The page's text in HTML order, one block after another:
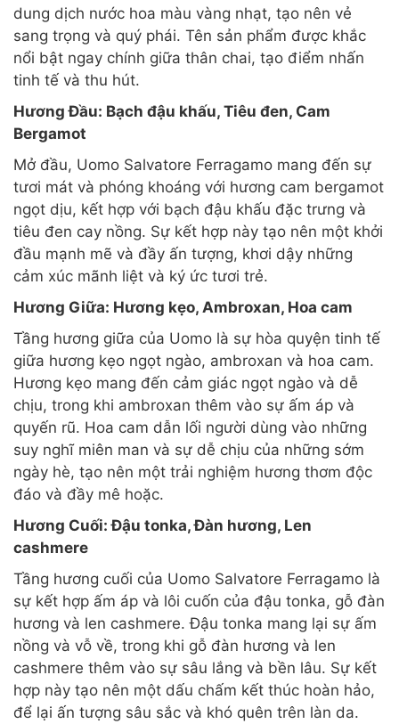
dung dịch nước hoa màu vàng nhạt, tạo nên vẻ
sang trọng và quý phái. Tên sản phẩm được khắc
nổi bật ngay chính giữa thân chai, tạo điểm nhấn
tinh tế và thu hút.
Hương Đầu: Bạch đậu khấu, Tiêu đen, Cam
Bergamot
Mở đầu, Uomo Salvatore Ferragamo mang đến sự
tươi mát và phóng khoáng với hương cam bergamot
ngọt dịu, kết hợp với bạch đậu khấu đặc trưng và
tiêu đen cay nồng. Sự kết hợp này tạo nên một khởi
đầu mạnh mẽ và đầy ấn tượng, khơi dậy những
cảm xúc mãnh liệt và ký ức tươi trẻ.
Hương Giữa: Hương kẹo, Ambroxan, Hoa cam
Tầng hương giữa của Uomo là sự hòa quyện tinh tế
giữa hương kẹo ngọt ngào, ambroxan và hoa cam.
Hương kẹo mang đến cảm giác ngọt ngào và dễ
chịu, trong khi ambroxan thêm vào sự ấm áp và
quyến rũ. Hoa cam dẫn lối người dùng vào những
suy nghĩ miên man và sự dễ chịu của những sớm
ngày hè, tạo nên một trải nghiệm hương thơm độc
đáo và đầy mê hoặc.
Hương Cuối: Đậu tonka, Đàn hương, Len
cashmere
Tầng hương cuối của Uomo Salvatore Ferragamo là
sự kết hợp ấm áp và lôi cuốn của đậu tonka, gỗ đàn
hương và len cashmere. Đậu tonka mang lại sự ấm
nồng và vỗ về, trong khi gỗ đàn hương và len
cashmere thêm vào sự sâu lắng và bền lâu. Sự kết
hợp này tạo nên một dấu chấm kết thúc hoàn hảo,
để lại ấn tượng sâu sắc và khó quên trên làn da.